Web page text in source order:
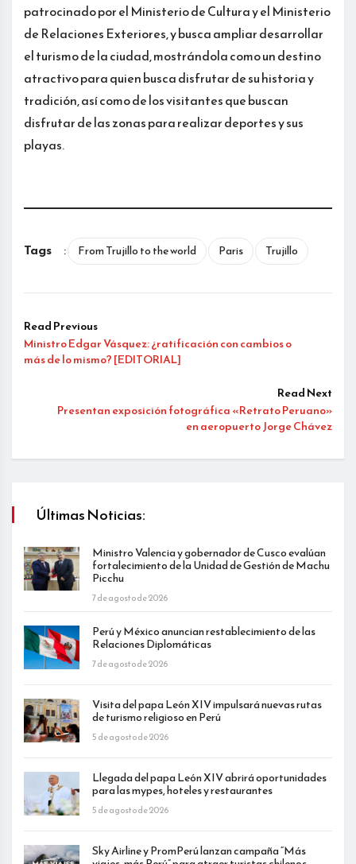
patrocinado por el Ministerio de Cultura y el Ministerio
de Relaciones Exteriores, y busca ampliar desarrollar
el turismo de la ciudad, mostrándola como un destino
atractivo para quien busca disfrutar de su historia y
tradición, así como de los visitantes que buscan
disfrutar de las zonas para realizar deportes y sus
playas.
Tags : From Trujillo to the world Paris Trujillo
Read Previous
Ministro Edgar Vásquez: ¿ratificación con cambios o
más de lo mismo? [EDITORIAL]
Read Next
Presentan exposición fotográfica «Retrato Peruano»
en aeropuerto Jorge Chávez
Últimas Noticias:
Ministro Valencia y gobernador de Cusco evalúan
fortalecimiento de la Unidad de Gestión de Machu
Picchu
7 de agosto de 2026
Perú y México anuncian restablecimiento de las
Relaciones Diplomáticas
7 de agosto de 2026
Visita del papa León XIV impulsará nuevas rutas
de turismo religioso en Perú
5 de agosto de 2026
Llegada del papa León XIV abrirá oportunidades
para las mypes, hoteles y restaurantes
5 de agosto de 2026
Sky Airline y PromPerú lanzan campaña “Más